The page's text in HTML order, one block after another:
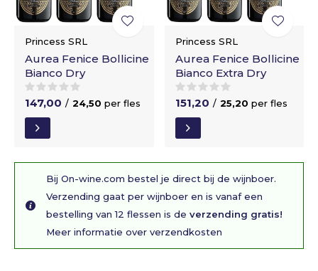
Princess SRL
Aurea Fenice Bollicine
Bianco Dry
147,00 / 24,50 per fles
Princess SRL
Aurea Fenice Bollicine
Bianco Extra Dry
151,20 / 25,20 per fles
Bij On-wine.com bestel je direct bij de wijnboer.
Verzending gaat per wijnboer en is vanaf een
bestelling van 12 flessen is de verzending gratis!
Meer informatie over verzendkosten